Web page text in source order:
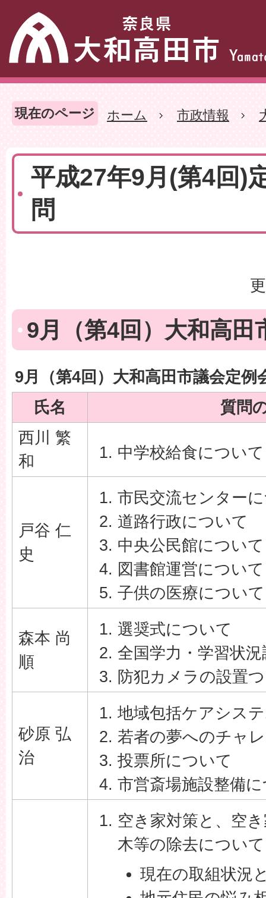
現在のページ ホーム 市政情報
平成27年9月(第4回)
問
9月（第4回）大和高田
9月（第4回）大和高田市議会定例
氏名
質問
西川 繁
和
中学校給食について
戸谷 仁
史
市民交流センター
道路行政について
中央公民館について
図書館運営について
子供の医療について
森本 尚
順
選奨式について
全国学力・学習状
防犯カメラの設置
砂原 弘
治
地域包括ケアシス
若者の夢へのチャ
投票所について
市営斎場施設整備
空き家対策と、空
木等の除去について
現在の取組状況